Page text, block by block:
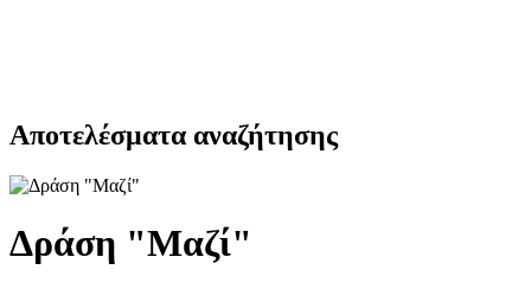
Αποτελέσματα αναζήτησης
Δράση "Μαζί"